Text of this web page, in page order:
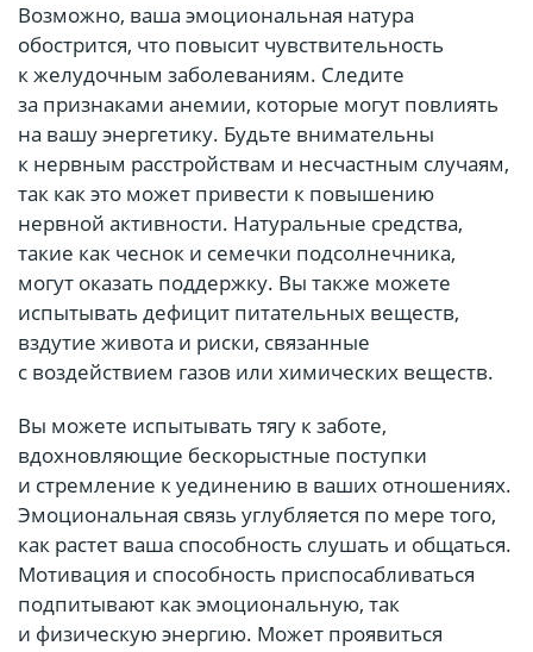
Возможно, ваша эмоциональная натура
обострится, что повысит чувствительность
к желудочным заболеваниям. Следите
за признаками анемии, которые могут повлиять
на вашу энергетику. Будьте внимательны
к нервным расстройствам и несчастным случаям,
так как это может привести к повышению
нервной активности. Натуральные средства,
такие как чеснок и семечки подсолнечника,
могут оказать поддержку. Вы также можете
испытывать дефицит питательных веществ,
вздутие живота и риски, связанные
с воздействием газов или химических веществ.
Вы можете испытывать тягу к заботе,
вдохновляющие бескорыстные поступки
и стремление к уединению в ваших отношениях.
Эмоциональная связь углубляется по мере того,
как растет ваша способность слушать и общаться.
Мотивация и способность приспосабливаться
подпитывают как эмоциональную, так
и физическую энергию. Может проявиться